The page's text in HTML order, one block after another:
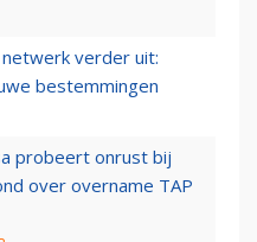
verder uit:
bestemmingen
probeert onrust bij
over overname TAP